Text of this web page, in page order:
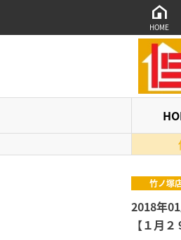
HOME
竹ノ塚
2018年
【１月